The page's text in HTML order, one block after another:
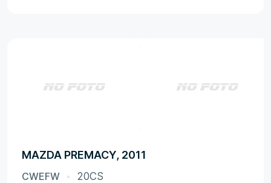
MAZDA PREMACY, 2011
CWEFW 20CS